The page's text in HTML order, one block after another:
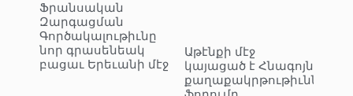
Ֆրանսական
Զարգացման
Գործակալութիւնը
նոր գրասենեակ
բացաւ Երեւանի մէջ
Աթէնքի մէջ
կայացած է Հնագոյն
քաղաքակրթութիւններու